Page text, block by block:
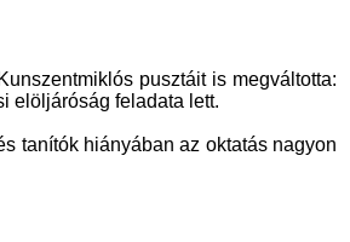
pusztáit is megváltotta:
elöljáróság feladata lett.
tanítók hiányában az oktatás nagyon